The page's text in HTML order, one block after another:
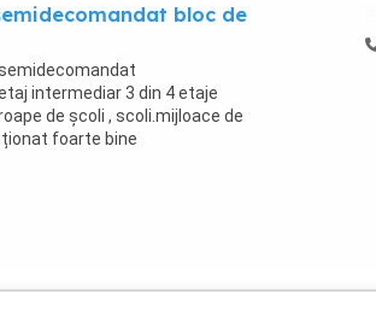
bloc de
intermediar 3 din 4 etaje
de școli , scoli.mijloace de
foarte bine